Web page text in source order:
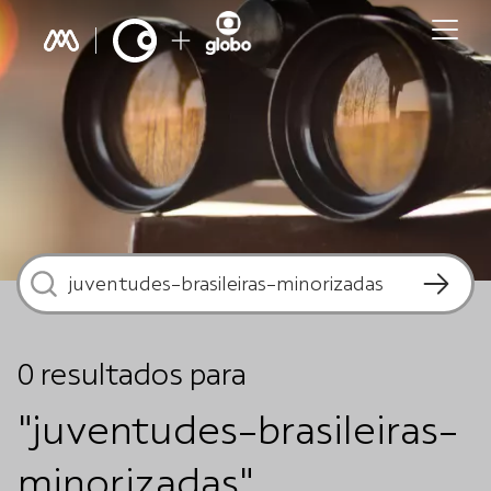
0 resultados para
"juventudes-brasileiras-
minorizadas"